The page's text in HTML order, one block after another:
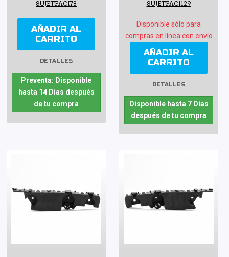
SUJETFACI78
AÑADIR AL
CARRITO
DETALLES
Preventa: Disponible
hasta 14 Días después
de tu compra
SUJETFACI129
Disponible sólo para
compras en línea con envío
AÑADIR AL
CARRITO
DETALLES
Disponible hasta 7 Días
después de tu compra